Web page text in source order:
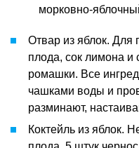
морковно-
Отвар из яблок. Для
плода, сок лимона и
ромашки. Все
чашками воды и
разминают,
Коктейль из яблок.